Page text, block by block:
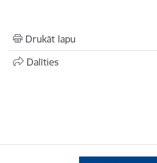
Drukāt lapu
Dalīties